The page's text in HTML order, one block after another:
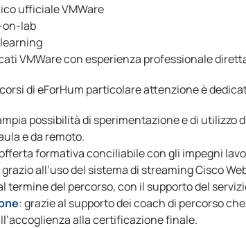
ufficiale VMWare
on-lab
VMWare con esperienza professionale
di eForHum particolare attenzione è
possibilità di sperimentazione e di utilizzo
e da remoto.
formativa conciliabile con gli impegni
all’uso del sistema di streaming Cisco
termine del percorso, con il supporto del
: grazie al supporto dei coach di percorso
alla certificazione finale.